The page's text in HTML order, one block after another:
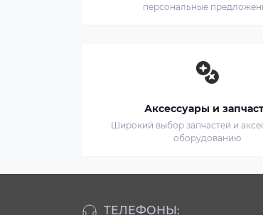
персональные
Аксессуары и
Широкий выбор запчастей и
оборудованию
ТЕЛЕФОНЫ: